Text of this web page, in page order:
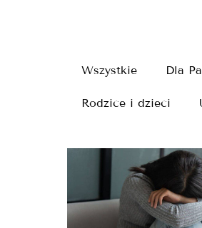
Wszystkie Dla
Rodzice i dzieci